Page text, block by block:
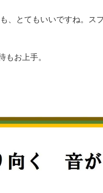
、とてもいいですね。ス
お上手。